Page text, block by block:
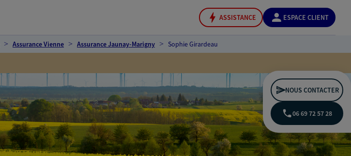
ASSISTANCE ESPACE CLIENT
Assurance Vienne Assurance Jaunay-Marigny Sophie Girardeau
NOUS CONTACTER
06 69 72 57 28